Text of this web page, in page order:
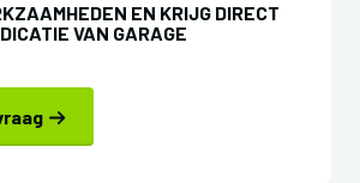
EN KRIJG DIRECT
VAN GARAGE